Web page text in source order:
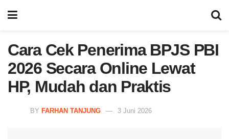
Cara Cek Penerima BPJS PBI
2026 Secara Online Lewat
HP, Mudah dan Praktis
BY FARHAN TANJUNG 3 Juni 2026